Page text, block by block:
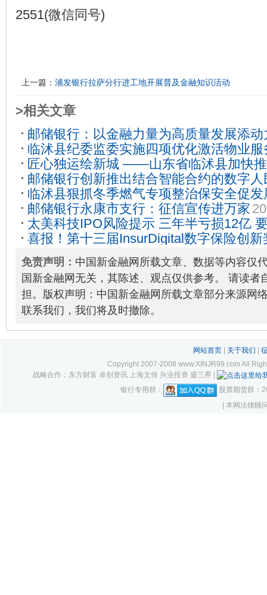
2551(微信同号)
上一篇： 浦发银行拉萨分行进工地开展普及金融知识活动
>相关文章
邮储银行：以金融力量为高质量发展添动
临沭县纪委监委实施四项优化激活物业服
31
匠心独运绘新城 ——山东省临沭县加快
实2022-11-14
邮储银行创新推出结合智能合约的数字
品.2023-03-27
临沭县狠抓冬季燃气专项整治保安全促发
邮储银行永康市支行：征信宣传进万家
太美科技IPO风险提示 三年半亏损12亿
03-09
喜报！第十三届InsurDigital数字保险创
单2023-04-23
免责声明： 中国新金融网所载文章、数据等内容仅
国新金融网无关，其陈述、观点仅供参考。 请读者
担。版权声明：中国新金融网所载文章部分来源网
联系我们，我们将及时撤除。
网站首页| 关于我们
Copyright 2007-2008 www.XINJR99.com All
战略合作：东方财富 卓创资讯 上海文传 兴业投资 盛三界 |
银行专用群：
股票期货群：
| 本网法律顾